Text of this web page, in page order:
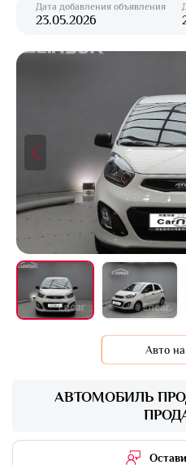
Дата добавления объявления
23.05.2026
АВТОМОБИЛЬ
Авто